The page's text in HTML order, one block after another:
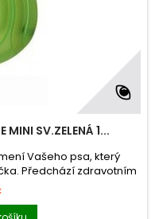
MINI SV.ZELENÁ 1...
Vašeho psa, který
Předchází zdravotním
příjmem potravy.